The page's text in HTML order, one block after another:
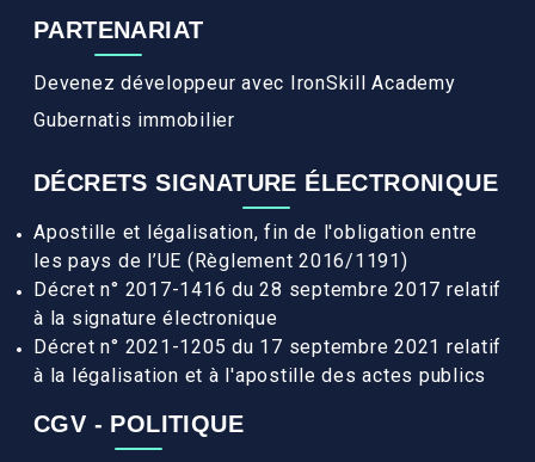
PARTENARIAT
Devenez développeur avec IronSkill Academy
Gubernatis immobilier
DÉCRETS SIGNATURE ÉLECTRONIQUE
Apostille et légalisation, fin de l'obligation entre
les pays de l’UE (Règlement 2016/1191)
Décret n° 2017-1416 du 28 septembre 2017 relatif
à la signature électronique
Décret n° 2021-1205 du 17 septembre 2021 relatif
à la légalisation et à l'apostille des actes publics
CGV - POLITIQUE